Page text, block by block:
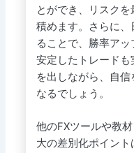
とができ、リスク
積めます。さらに
ることで、勝率ア
安定したトレード
を出しながら、自
なるでしょう。
他のFXツールや教
大の差別化ポイン